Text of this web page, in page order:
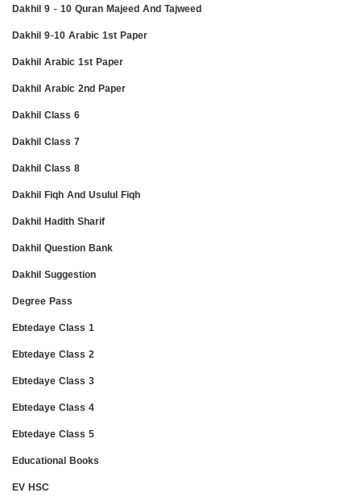
Dakhil 9 - 10 Quran Majeed And Tajweed
Dakhil 9-10 Arabic 1st Paper
Dakhil Arabic 1st Paper
Dakhil Arabic 2nd Paper
Dakhil Class 6
Dakhil Class 7
Dakhil Class 8
Dakhil Fiqh And Usulul Fiqh
Dakhil Hadith Sharif
Dakhil Question Bank
Dakhil Suggestion
Degree Pass
Ebtedaye Class 1
Ebtedaye Class 2
Ebtedaye Class 3
Ebtedaye Class 4
Ebtedaye Class 5
Educational Books
EV HSC